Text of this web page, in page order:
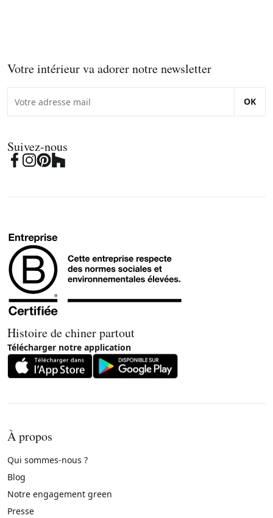
Votre intérieur va adorer notre newsletter
OK
Suivez-nous
Histoire de chiner partout
Télécharger notre application
À propos
Qui sommes-nous ?
Blog
Notre engagement green
Presse